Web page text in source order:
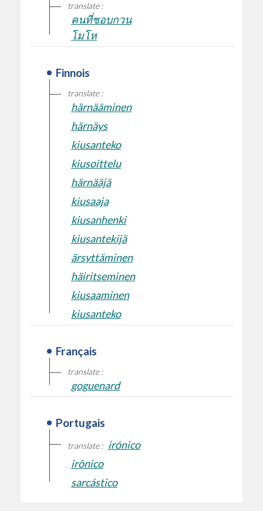
translate :
คนที่ชอบกวน
โมโห
Finnois
translate :
härnääminen
härnäys
kiusanteko
kiusoittelu
härnääjä
kiusaaja
kiusanhenki
kiusantekijä
ärsyttäminen
häiritseminen
kiusaaminen
kiusanteko
Français
translate :
goguenard
Portugais
translate : irónico
irônico
sarcástico